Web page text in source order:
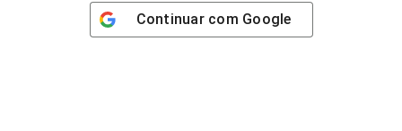
Continuar com Google